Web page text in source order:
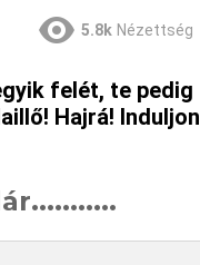
5.8k Nézettség
felét, te pedig
Hajrá! Induljon